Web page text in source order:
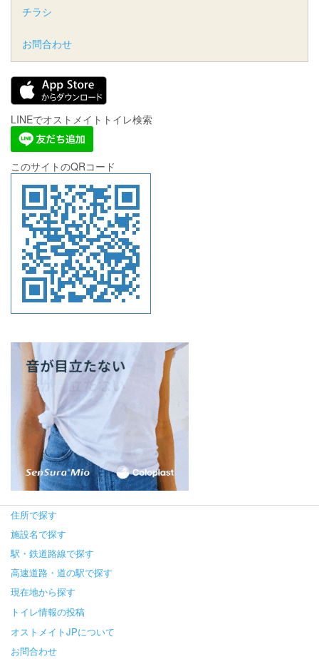
チラシ
お問合わせ
LINEでオストメイトトイレ検索
このサイトのQRコード
住所で探す
施設名で探す
駅・鉄道路線で探す
高速道路・道の駅で探す
現在地から探す
トイレ情報の投稿
オストメイトJPについて
お問合わせ